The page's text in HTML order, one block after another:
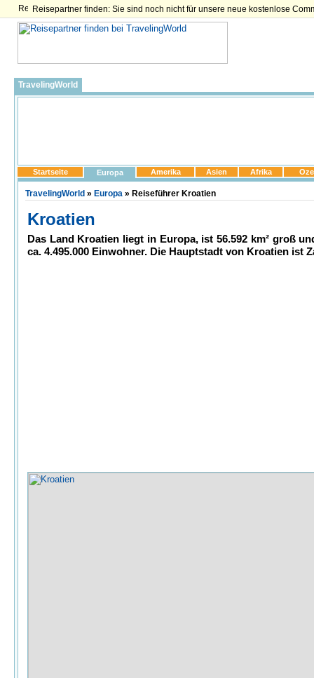
Reisepartner finden: Sie sind noch nicht für unsere neue kostenlose
TravelingWorld
Startseite Europa Amerika Asien Afrika
TravelingWorld » Europa » Reiseführer Kroatien
Kroatien
Das Land Kroatien liegt in Europa, ist 56.592 km² groß
ca. 4.495.000 Einwohner. Die Hauptstadt von Kroatien ist